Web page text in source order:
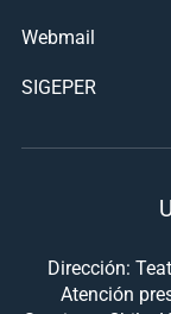
Webmail
SIGEPER
Dirección:
Atención